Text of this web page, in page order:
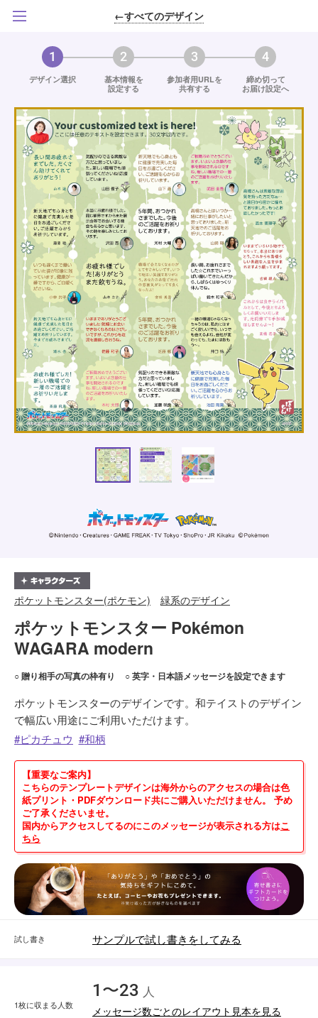
←すべてのデザイン
1
デザイン選択
2
基本情報を
設定する
3
参加者用URLを
共有する
4
締め切って
お届け設定へ
ポケットモンスター(ポケモン) 緑系のデザイン
ポケットモンスター Pokémon
WAGARA modern
○ 贈り相手の写真の枠有り ○ 英字・日本語メッセージを設定できます
ポケットモンスターのデザインです。和テイストのデザイン
で幅広い用途にご利用いただけます。
ピカチュウ
和柄
【重要なご案内】
こちらのテンプレートデザインは海外からのアクセスの場合は色
紙プリント・PDFダウンロード共にご購入いただけません。 予め
ご了承くださいませ。
国内からアクセスしてるのにこのメッセージが表示される方はこ
ちら
試し書き サンプルで試し書きをしてみる
1枚に収まる人数
1〜23 人
メッセージ数ごとのレイアウト見本を見る